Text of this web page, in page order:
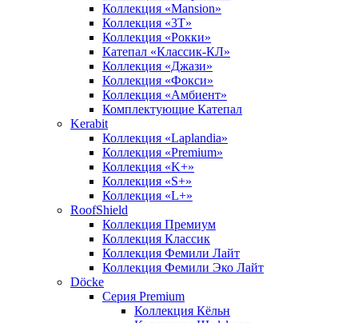
Коллекция «Mansion»
Коллекция «3T»
Коллекция «Рокки»
Катепал «Классик-КЛ»
Коллекция «Джази»
Коллекция «Фокси»
Коллекция «Амбиент»
Комплектующие Катепал
Kerabit
Коллекция «Laplandia»
Коллекция «Premium»
Коллекция «K+»
Коллекция «S+»
Коллекция «L+»
RoofShield
Коллекция Премиум
Коллекция Классик
Коллекция Фемили Лайт
Коллекция Фемили Эко Лайт
Döcke
Серия Premium
Коллекция Кёльн